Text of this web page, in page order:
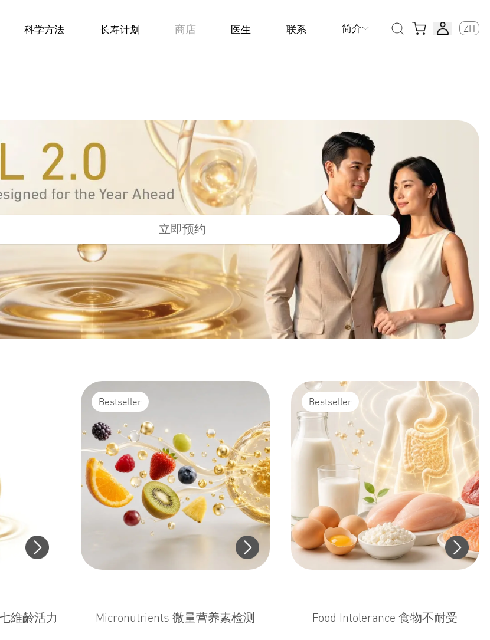
科学方法 长寿计划 商店 医生 联系 简介 ZH
立即预约
Bestseller
Micronutrients 微量营养素检测
Bestseller
Food Intolerance 食物不耐受